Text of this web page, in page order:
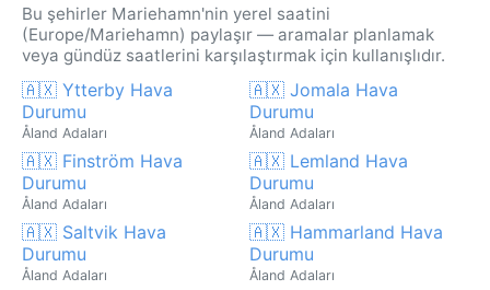
Bu şehirler Mariehamn'nin yerel saatini
(Europe/Mariehamn) paylaşır — aramalar planlamak
veya gündüz saatlerini karşılaştırmak için kullanışlıdır.
🇦🇽 Ytterby Hava
Durumu
Åland Adaları
🇦🇽 Jomala Hava
Durumu
Åland Adaları
🇦🇽 Finström Hava
Durumu
Åland Adaları
🇦🇽 Lemland Hava
Durumu
Åland Adaları
🇦🇽 Saltvik Hava
Durumu
Åland Adaları
🇦🇽 Hammarland Hava
Durumu
Åland Adaları